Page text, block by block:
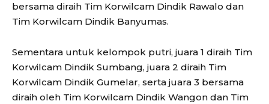
bersama diraih Tim Korwilcam Dindik Rawalo dan
Tim Korwilcam Dindik Banyumas.
Sementara untuk kelompok putri, juara 1 diraih Tim
Korwilcam Dindik Sumbang, juara 2 diraih Tim
Korwilcam Dindik Gumelar, serta juara 3 bersama
diraih oleh Tim Korwilcam Dindik Wangon dan Tim